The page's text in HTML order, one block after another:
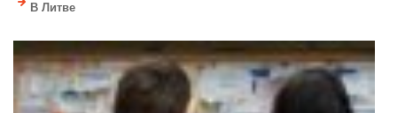
В Литве